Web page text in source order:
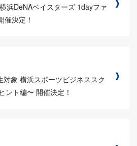
浜DeNAベイスターズ 1dayファ
催決定！
対象 横浜スポーツビジネススク
ント編〜 開催決定！